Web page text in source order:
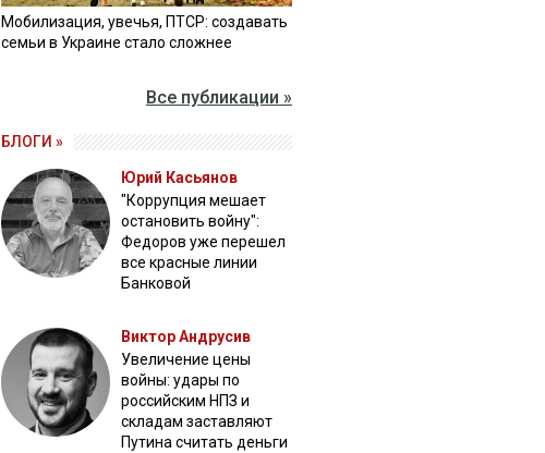
Мобилизация, увечья, ПТСР: создавать
семьи в Украине стало сложнее
Все публикации »
БЛОГИ »
Юрий Касьянов
"Коррупция мешает
остановить войну":
Федоров уже перешел
все красные линии
Банковой
Виктор Андрусив
Увеличение цены
войны: удары по
российским НПЗ и
складам заставляют
Путина считать деньги